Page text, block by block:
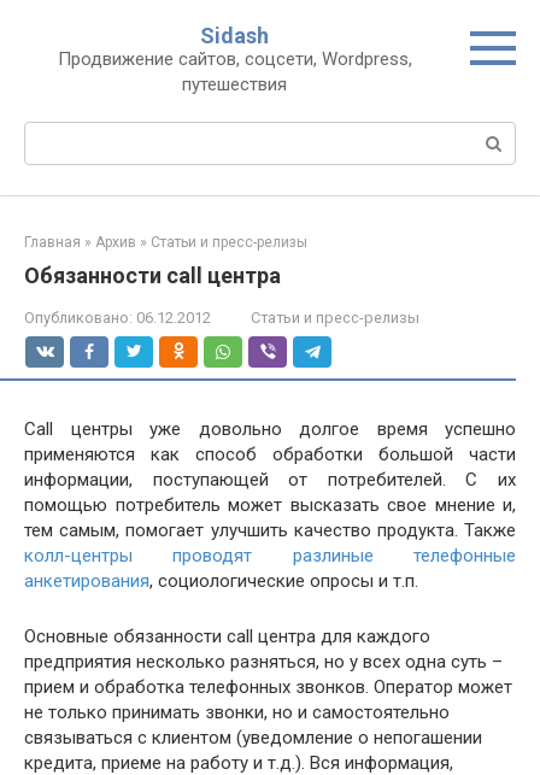
контенту
Sidash
Продвижение сайтов, соцсети, Wordpress,
путешествия
Главная » Архив » Статьи и пресс-релизы
Обязанности call центра
Опубликовано: 06.12.2012 Статьи и пресс-релизы
Call центры уже довольно долгое время успешно
применяются как способ обработки большой части
информации, поступающей от потребителей. С их
помощью потребитель может высказать свое мнение и,
тем самым, помогает улучшить качество продукта. Также
колл-центры проводят разлиные телефонные
анкетирования, социологические опросы и т.п.
Основные обязанности call центра для каждого
предприятия несколько разняться, но у всех одна суть –
прием и обработка телефонных звонков. Оператор может
не только принимать звонки, но и самостоятельно
связываться с клиентом (уведомление о непогашении
кредита, приеме на работу и т.д.). Вся информация,